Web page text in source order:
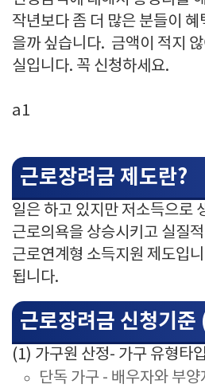
작년보다 좀 더 많은 분들이
을까 싶습니다. 금액이 적지
실입니다. 꼭 신청하세요.
a1
근로장려금 제도란?
일은 하고 있지만 저소득으로
근로의욕을 상승시키고 실질
근로연계형 소득지원 제도입
됩니다.
근로장려금 신청기준
(1) 가구원 산정- 가구 유형타
단독 가구 - 배우자와 부